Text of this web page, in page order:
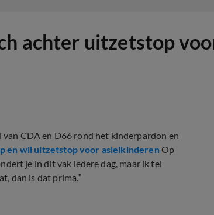
achter uitzetstop
CDA en D66 rond het kinderpardon en
en wil uitzetstop voor asielkinderenOp
je in dit vak iedere dag, maar ik tel
dan is dat prima.”